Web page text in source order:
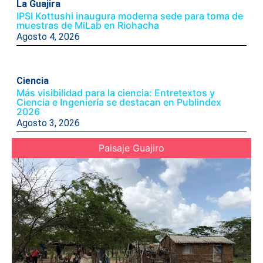
La Guajira
IPSI Kottushi inaugura moderna sede para toma de
muestras de MiLab en Riohacha
Agosto 4, 2026
Ciencia
Más visibilidad para la ciencia: Entretextos y
Ciencia e Ingeniería se destacan en Publindex
2026
Agosto 3, 2026
Paisaje Guajiro